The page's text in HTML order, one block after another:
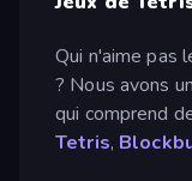
Qui n'aime pas
? Nous avons
qui comprend
Tetris,